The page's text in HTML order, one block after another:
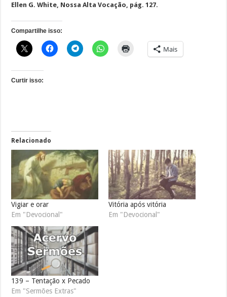
Ellen G. White, Nossa Alta Vocação, pág. 127.
Compartilhe isso:
Mais
Curtir isso:
Relacionado
Vigiar e orar
Em "Devocional"
Vitória após vitória
Em "Devocional"
139 – Tentação x Pecado
Em "Sermões Extras"